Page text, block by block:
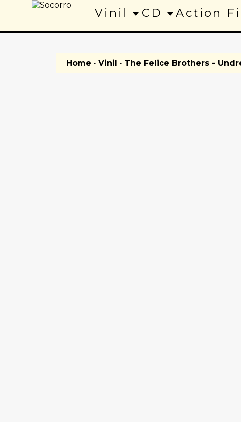
Vinil CD Action
Home · Vinil · The Felice Brothers -